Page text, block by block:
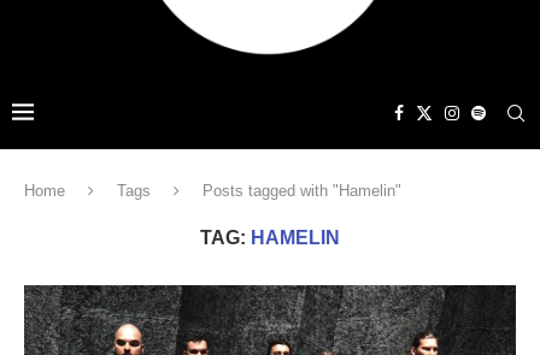
Home Tags Posts tagged with "Hamelin"
TAG: HAMELIN